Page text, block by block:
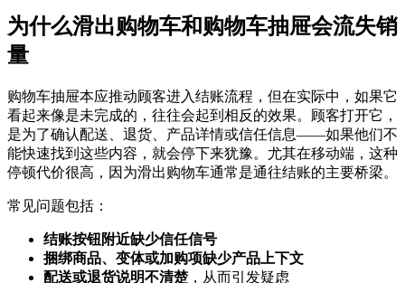
为什么滑出购物车和购物车抽屉会流失销
量
购物车抽屉本应推动顾客进入结账流程，但在实际中，如果它
看起来像是未完成的，往往会起到相反的效果。顾客打开它，
是为了确认配送、退货、产品详情或信任信息——如果他们不
能快速找到这些内容，就会停下来犹豫。尤其在移动端，这种
停顿代价很高，因为滑出购物车通常是通往结账的主要桥梁。
常见问题包括：
结账按钮附近缺少信任信号
捆绑商品、变体或加购项缺少产品上下文
配送或退货说明不清楚，从而引发疑虑